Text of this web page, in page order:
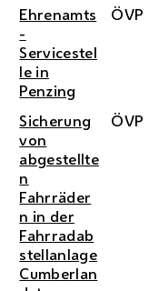
Ehrenamts
-
Servicestel
le in
Penzing
ÖVP
Sicherung
von
abgestellte
n
Fahrräder
n in der
Fahrradab
stellanlage
Cumberlan
ÖVP